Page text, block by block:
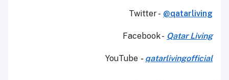
Twitter - @qatarliving
Facebook - Qatar Living
YouTube - qatarlivingofficial